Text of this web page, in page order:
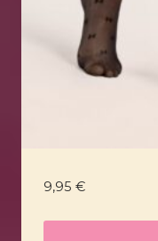
9,95 €